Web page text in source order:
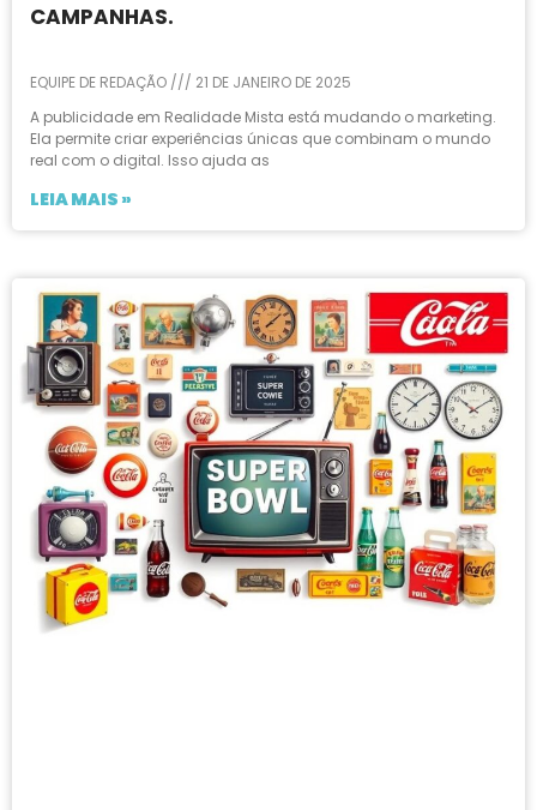
CAMPANHAS.
EQUIPE DE REDAÇÃO
21 DE JANEIRO DE 2025
A publicidade em Realidade Mista está mudando o marketing.
Ela permite criar experiências únicas que combinam o mundo
real com o digital. Isso ajuda as
LEIA MAIS »